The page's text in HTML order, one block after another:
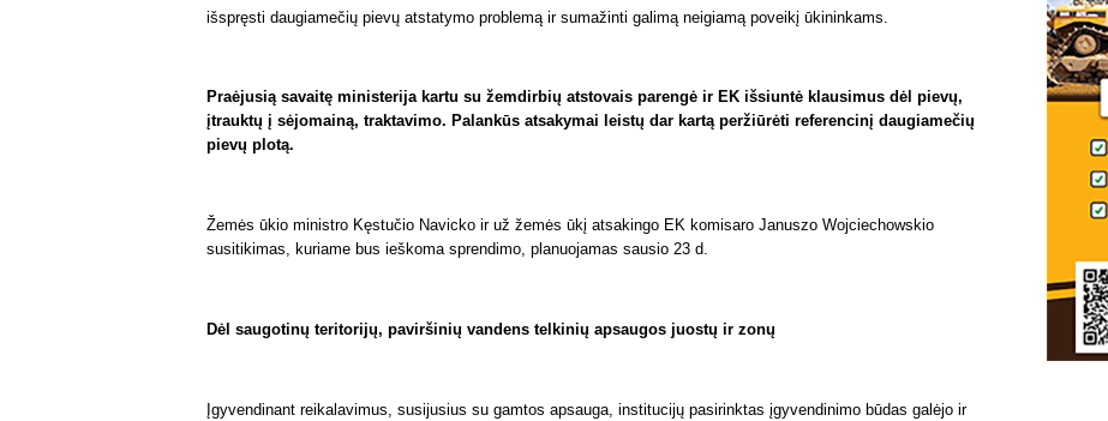
išspręsti daugiamečių pievų atstatymo problemą ir sumažinti galimą neigiamą poveikį ūkininkams.
Praėjusią savaitę ministerija kartu su žemdirbių atstovais parengė ir EK išsiuntė klausimus dėl pievų,
įtrauktų į sėjomainą, traktavimo. Palankūs atsakymai leistų dar kartą peržiūrėti referencinį daugiamečių
pievų plotą.
Žemės ūkio ministro Kęstučio Navicko ir už žemės ūkį atsakingo EK komisaro Januszo Wojciechowskio
susitikimas, kuriame bus ieškoma sprendimo, planuojamas sausio 23 d.
Dėl saugotinų teritorijų, paviršinių vandens telkinių apsaugos juostų ir zonų
Įgyvendinant reikalavimus, susijusius su gamtos apsauga, institucijų pasirinktas įgyvendinimo būdas galėjo ir